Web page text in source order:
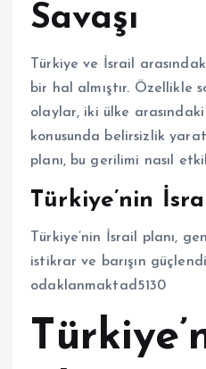
Savaşı
Türkiye ve İsrail
bir hal almıştır. Özellikle
olaylar, iki ülke
konusunda belirsizlik
planı, bu gerilimi nasıl
Türkiye’nin
Türkiye’nin İsrail planı,
istikrar ve barışın
odaklanmaktad5130